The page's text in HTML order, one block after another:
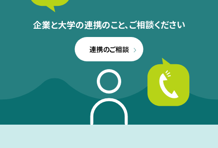
企業と大学の連携のこと、ご相談ください
連携のご相談